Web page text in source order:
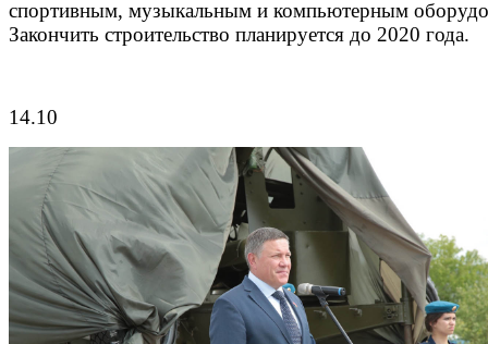
спортивным, музыкальным и компьютерным
Закончить строительство планируется до 2020 года.
14.10